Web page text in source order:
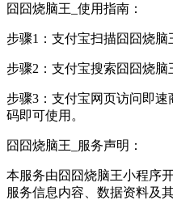
囧囧烧脑王_使用指南：
步骤1：支付宝扫描囧囧烧脑
步骤2：支付宝搜索囧囧烧
步骤3：支付宝网页访问即
码即可使用。
囧囧烧脑王_服务声明：
本服务由囧囧烧脑王小程序
服务信息内容、数据资料及